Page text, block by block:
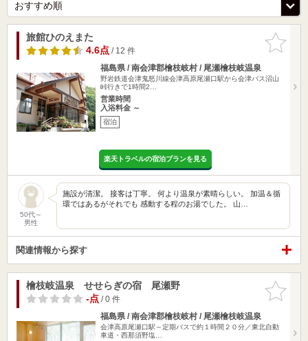
お気に入
りに追加
旅館ひのえまた
4.6点/ 12 件
福島県 / 南会津郡檜枝岐村 / 尾瀬檜枝岐温泉
野岩鉄道会津鬼怒川線会津高原尾瀬口駅から会津バス沼山
峠行きで1時間2…
営業時間
入浴料金 ～
宿泊
楽天トラベルの宿泊プランを見る
50代～
男性
施設が清潔。 接客は丁寧。 何より温泉が素晴らしい。 加温＆循
環ではあるがそれでも 感動する程のお湯でした。 山…
関連情報から探す
お気に入
りに追加
檜枝岐温泉 せせらぎの宿 尾瀬野
-点/ 0 件
福島県 / 南会津郡檜枝岐村 / 尾瀬檜枝岐温泉
会津高原尾瀬口駅～定期バスで約１時間２０分／東北自動
車道・西那須野塩…